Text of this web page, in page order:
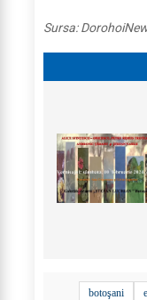
Sursa:
botoşani